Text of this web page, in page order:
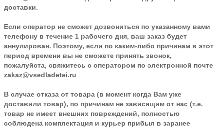
доставки.
Если оператор не сможет дозвониться по указанному вами
телефону в течение 1 рабочего дня, ваш заказ будет
аннулирован. Поэтому, если по каким-либо причинам в этот
период времени вы не сможете принять звонок,
пожалуйста, свяжитесь с оператором по электронной почте
zakaz@vsedladetei.ru
В случае отказа от товара (в момент когда Вам уже
доставили товар), по причинам не зависящим от нас (т.е.
товар не имеет внешних повреждений, полностью
соблюдена комплектация и курьер прибыл в заранее